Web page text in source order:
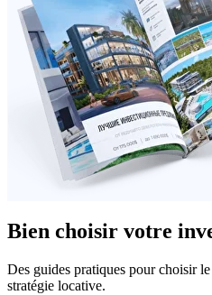
Bien choisir votre
Des guides pratiques pour choisir
stratégie locative.